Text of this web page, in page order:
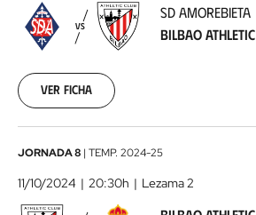
Bilbao
Athletic 2024-
04
VS
SD AMOREBIETA
BILBAO ATHLETIC
Ver ficha
Bilbao
Athletic
-
JORNADA 8 | TEMP. 2024-25
11/10/2024 20:30h Lezama 2